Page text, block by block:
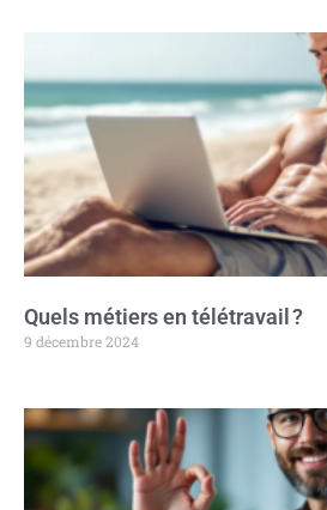
Quels métiers en télétravail ?
9 décembre 2024